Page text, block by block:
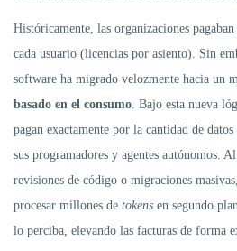
Históricamente, las organizaciones
cada usuario (licencias por asiento).
Sin
software ha migrado velozmente hacia un
basado en el consumo . Bajo esta nueva
pagan exactamente por la cantidad de
sus programadores y agentes autónomos. Al
revisiones de código o migraciones
procesar millones de tokens en segundo
lo perciba, elevando las facturas de forma